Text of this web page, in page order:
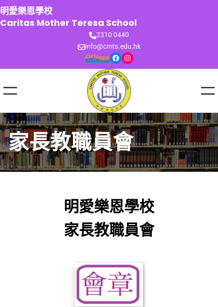
跳
至
主
明愛樂恩學校
Caritas Mother Teresa School
2310 0440
info@cmts.edu.hk
Facebook Instagram
家長教職員會
明愛樂恩學校
家長教職員會